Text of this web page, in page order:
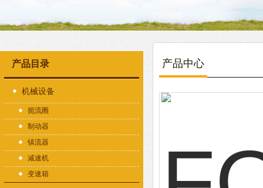
产品目录
机械设备
扼流圈
制动器
镇流器
减速机
变速箱
产品中心